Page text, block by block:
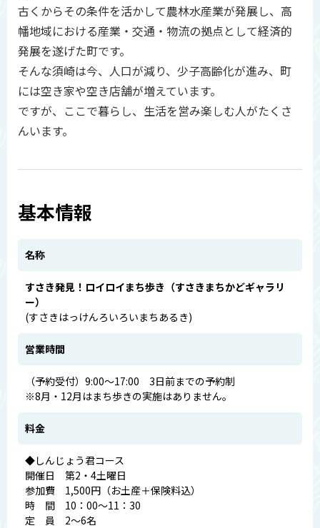
古くからその条件を活かして農林水産業が発展し、高
幡地域における産業・交通・物流の拠点として経済的
発展を遂げた町です。
そんな須崎は今、人口が減り、少子高齢化が進み、町
には空き家や空き店舗が増えています。
ですが、ここで暮らし、生活を営み楽しむ人がたくさ
んいます。
基本情報
名称
すさき発見！ロイロイまち歩き（すさきまちかどギャラリ
ー）
(すさきはっけんろいろいまちあるき)
営業時間
（予約受付）9:00～17:00 3日前までの予約制
※8月・12月はまち歩きの実施はありません。
料金
◆しんじょう君コース
開催日 第2・4土曜日
参加費 1,500円（お土産＋保険料込）
時 間 10：00～11：30
定 員 2～6名